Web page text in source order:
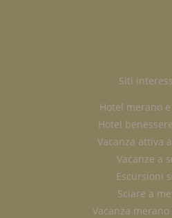
Siti
Hotel merano
Hotel
Vacanza attiva
Vacanze a
Escursioni
Sciare a
Vacanza